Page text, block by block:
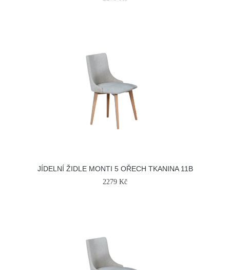
JÍDELNÍ ŽIDLE MONTI 5 OŘECH TKANINA 11B
2279 Kč